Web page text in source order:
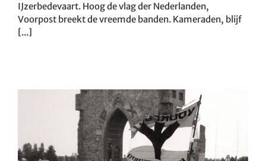
IJzerbedevaart. Hoog de vlag der Nederlanden,
Voorpost breekt de vreemde banden. Kameraden, blijf
[...]